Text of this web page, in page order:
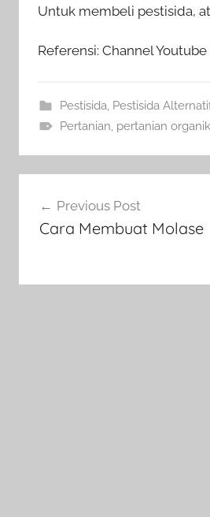
Untuk membeli pestisida,
Referensi: Channel
Pestisida, Pestisida
Pertanian, pertanian organik
pos Previous Post
Cara Membuat Molase